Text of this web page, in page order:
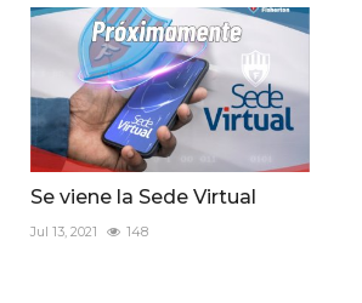
Se viene la Sede Virtual
Jul 13, 2021 148